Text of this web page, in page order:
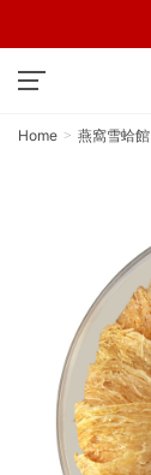
Home 燕窩雪蛤館